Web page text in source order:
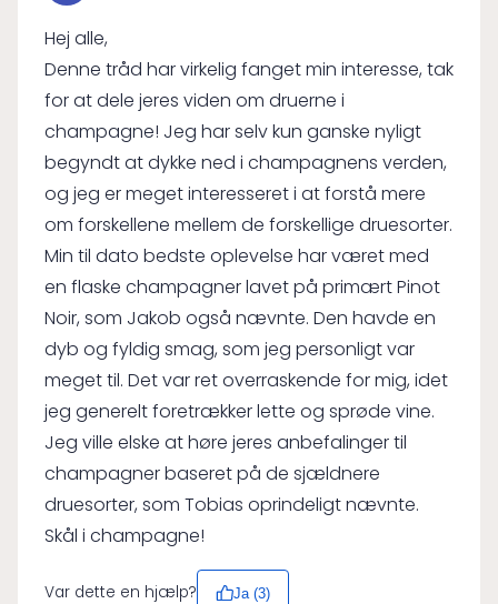
Hej alle,
Denne tråd har virkelig fanget min interesse, tak
for at dele jeres viden om druerne i
champagne! Jeg har selv kun ganske nyligt
begyndt at dykke ned i champagnens verden,
og jeg er meget interesseret i at forstå mere
om forskellene mellem de forskellige druesorter.
Min til dato bedste oplevelse har været med
en flaske champagner lavet på primært Pinot
Noir, som Jakob også nævnte. Den havde en
dyb og fyldig smag, som jeg personligt var
meget til. Det var ret overraskende for mig, idet
jeg generelt foretrækker lette og sprøde vine.
Jeg ville elske at høre jeres anbefalinger til
champagner baseret på de sjældnere
druesorter, som Tobias oprindeligt nævnte.
Skål i champagne!
Var dette en hjælp? Ja (3)